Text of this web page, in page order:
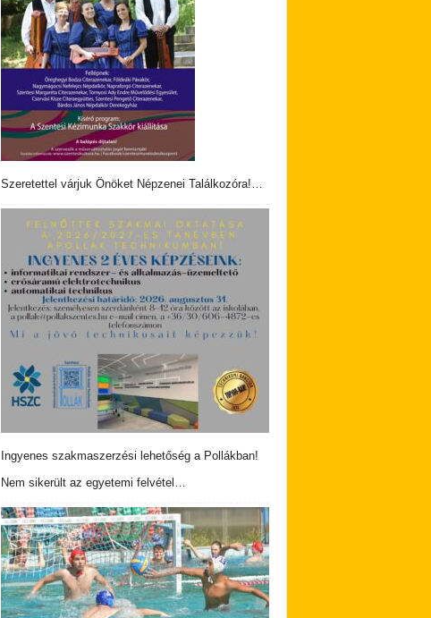
Szeretettel várjuk Önöket Népzenei Találkozóra!…
Ingyenes szakmaszerzési lehetőség a Pollákban!
Nem sikerült az egyetemi felvétel…